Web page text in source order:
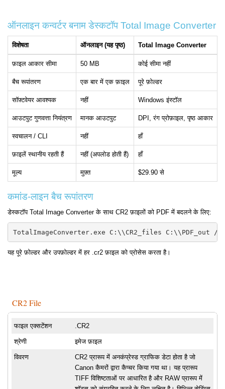
ऑनलाइन कन्वर्टर बनाम डेस्कटॉप Total Image Converter
विशेषता ऑनलाइन (यह पृष्ठ) Total Image Converter
फ़ाइल आकार सीमा 50 MB कोई सीमा नहीं
बैच रूपांतरण एक बार में एक फ़ाइल पूरे फ़ोल्डर
सॉफ़्टवेयर आवश्यक नहीं Windows इंस्टॉल
आउटपुट गुणवत्ता नियंत्रण मानक आउटपुट DPI, रंग प्रोफ़ाइल, पृष्ठ आकार
स्वचालन / CLI नहीं हाँ
फ़ाइलें स्थानीय रहती हैं नहीं (अपलोड होती हैं) हाँ
मूल्य मुफ़्त $29.90 से
कमांड-लाइन बैच रूपांतरण
डेस्कटॉप Total Image Converter के साथ CR2 फ़ाइलों को PDF में बदलने के लिए:
TotalImageConverter.exe C:\\CR2_files C:\\PDF_out /
यह पूरे फ़ोल्डर और उपफ़ोल्डर में हर .cr2 फ़ाइल को प्रोसेस करता है।
CR2 File
फाइल एक्सटेंशन .CR2
श्रेणी इमेज फ़ाइल
विवरण
CR2 प्रारूप में अनकंप्रेस्ड ग्राफिक डेटा होता है जो
Canon कैमरों द्वारा कैप्चर किया गया था। यह प्रारूप
TIFF विशिष्टताओं पर आधारित है और RAW प्रारूप में